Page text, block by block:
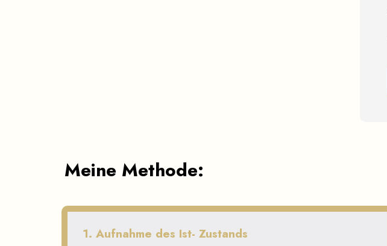
Meine Methode:
1. Aufnahme des Ist- Zustands